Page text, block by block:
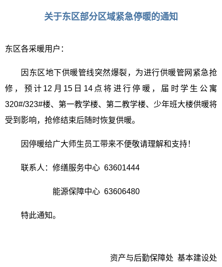
关于东区部分区域紧急停暖的通知
东区各采暖用户：
因东区地下供暖管线突然爆裂，为进行供暖管网紧急抢
修，预计 12 月 15 日 14点将进行停暖，届时学生公寓
320#/323#楼、第一教学楼、第二教学楼、少年班大楼供暖将
受到影响，抢修结束后随时恢复供暖。
因停暖给广大师生员工带来不便敬请理解和支持！
联系人：修缮服务中心 63601444
能源保障中心 63606480
特此通知。
资产与后勤保障处 基本建设处